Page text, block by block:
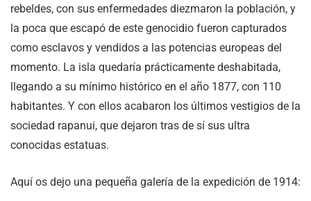
rebeldes, con sus enfermedades diezmaron la población, y
la poca que escapó de este genocidio fueron capturados
como esclavos y vendidos a las potencias europeas del
momento. La isla quedaría prácticamente deshabitada,
llegando a su mínimo histórico en el año 1877, con 110
habitantes. Y con ellos acabaron los últimos vestigios de la
sociedad rapanui, que dejaron tras de sí sus ultra
conocidas estatuas.
Aquí os dejo una pequeña galería de la expedición de 1914: